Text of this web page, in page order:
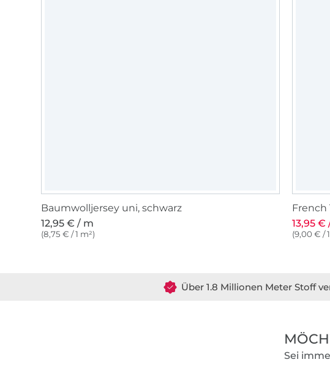
Baumwolljersey uni, schwarz
12,95 € / m
(8,75 € / 1 m²)
French
13,95 €
(9,00 € /
Über 1.8 Millionen Meter Stoff
Sei